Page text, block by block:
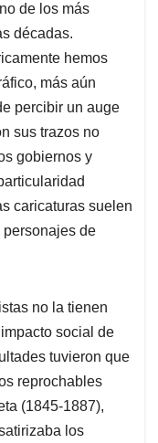
de los más
décadas.
hemos
más aún
percibir un auge
sus trazos no
gobiernos y
caricaturas suelen
de
no la tienen
social de
tuvieron que
reprochables
(1845-1887),
los